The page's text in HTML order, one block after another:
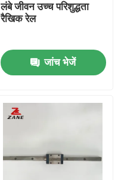
लंबे जीवन उच्च परिशुद्धता
रैखिक रेल
जांच भेजें